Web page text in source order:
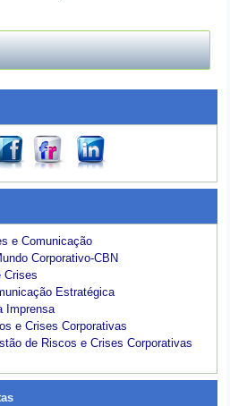
e Comunicação
Corporativo-CBN
Crises
Estratégica
Imprensa
e Crises Corporativas
de Riscos e Crises Corporativas